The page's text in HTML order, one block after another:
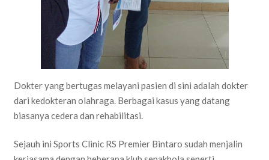
Dokter yang bertugas melayani pasien di sini adalah dokter
dari kedokteran olahraga. Berbagai kasus yang datang
biasanya cedera dan rehabilitasi.
Sejauh ini Sports Clinic RS Premier Bintaro sudah menjalin